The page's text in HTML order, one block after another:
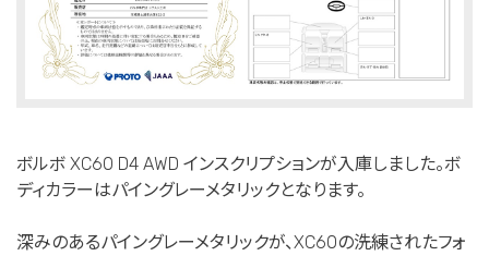
ボルボ XC60 D4 AWD インスクリプションが入庫しました。ボ
ディカラーはパイングレーメタリックとなります。
深みのあるパイングレーメタリックが、XC60の洗練されたフォ